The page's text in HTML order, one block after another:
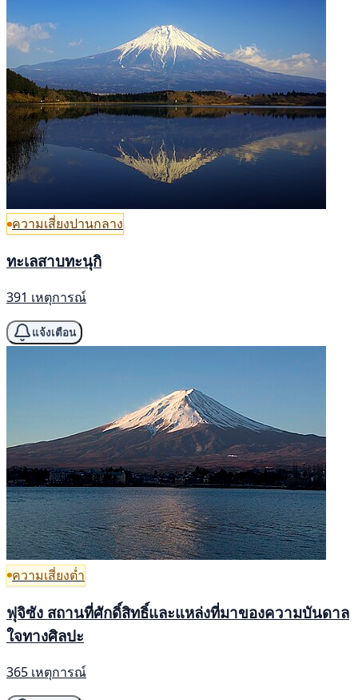
ความเสี่ยงปานกลาง
ทะเลสาบทะนุกิ
391 เหตุการณ์
แจ้งเตือน
ความเสี่ยงต่ำ
ฟุจิซัง สถานที่ศักดิ์สิทธิ์และแหล่งที่มาของความบันดาล
ใจทางศิลปะ
365 เหตุการณ์